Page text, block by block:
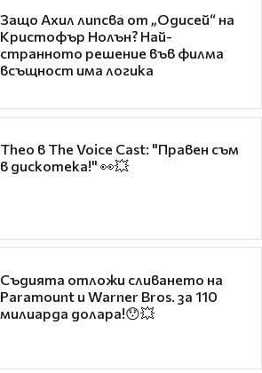
Защо Ахил липсва от „Одисей“ на
Кристофър Нолън? Най-
странното решение във филма
всъщност има логика
Theo в The Voice Cast: "Правен съм
в дискотека!" 👀💥
Съдията отложи сливането на
Paramount и Warner Bros. за 110
милиарда долара!😯💥